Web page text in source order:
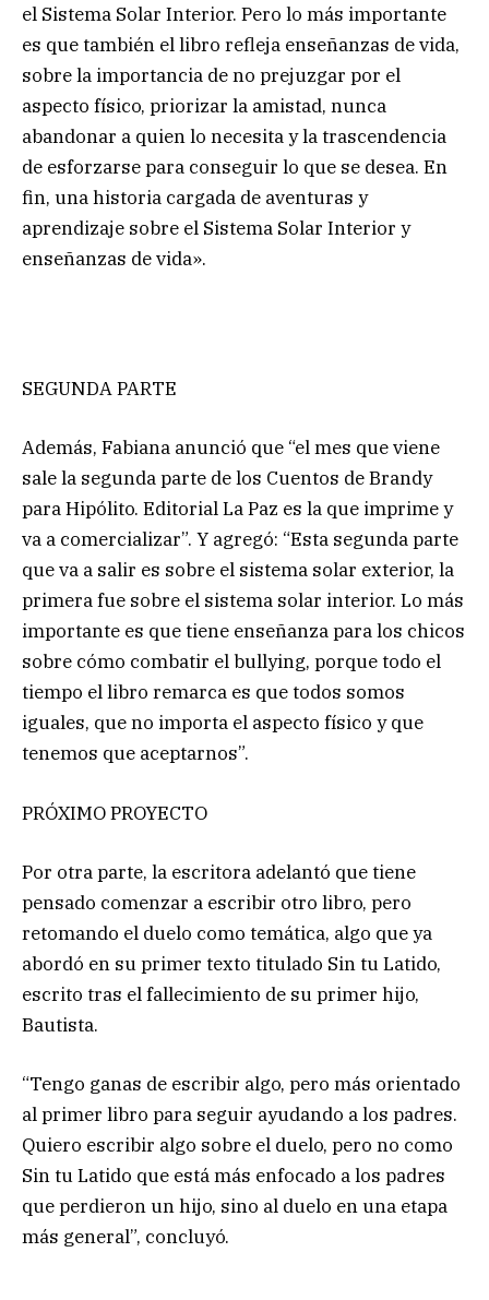
el Sistema Solar Interior. Pero lo más importante
es que también el libro refleja enseñanzas de vida,
sobre la importancia de no prejuzgar por el
aspecto físico, priorizar la amistad, nunca
abandonar a quien lo necesita y la trascendencia
de esforzarse para conseguir lo que se desea. En
fin, una historia cargada de aventuras y
aprendizaje sobre el Sistema Solar Interior y
enseñanzas de vida».
SEGUNDA PARTE
Además, Fabiana anunció que “el mes que viene
sale la segunda parte de los Cuentos de Brandy
para Hipólito. Editorial La Paz es la que imprime y
va a comercializar”. Y agregó: “Esta segunda parte
que va a salir es sobre el sistema solar exterior, la
primera fue sobre el sistema solar interior. Lo más
importante es que tiene enseñanza para los chicos
sobre cómo combatir el bullying, porque todo el
tiempo el libro remarca es que todos somos
iguales, que no importa el aspecto físico y que
tenemos que aceptarnos”.
PRÓXIMO PROYECTO
Por otra parte, la escritora adelantó que tiene
pensado comenzar a escribir otro libro, pero
retomando el duelo como temática, algo que ya
abordó en su primer texto titulado Sin tu Latido,
escrito tras el fallecimiento de su primer hijo,
Bautista.
“Tengo ganas de escribir algo, pero más orientado
al primer libro para seguir ayudando a los padres.
Quiero escribir algo sobre el duelo, pero no como
Sin tu Latido que está más enfocado a los padres
que perdieron un hijo, sino al duelo en una etapa
más general”, concluyó.